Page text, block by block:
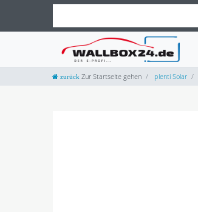
Zur Startseite gehen plenti Solar